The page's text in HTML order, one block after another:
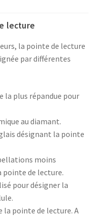
lecture
la pointe de lecture
par différentes
la plus répandue pour
au diamant.
désignant la pointe
moins
pointe de lecture.
pour désigner la
la pointe de lecture. A